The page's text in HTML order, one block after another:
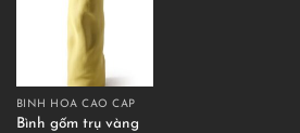
BÌNH HOA CAO CẤP
Bình gốm trụ vàng